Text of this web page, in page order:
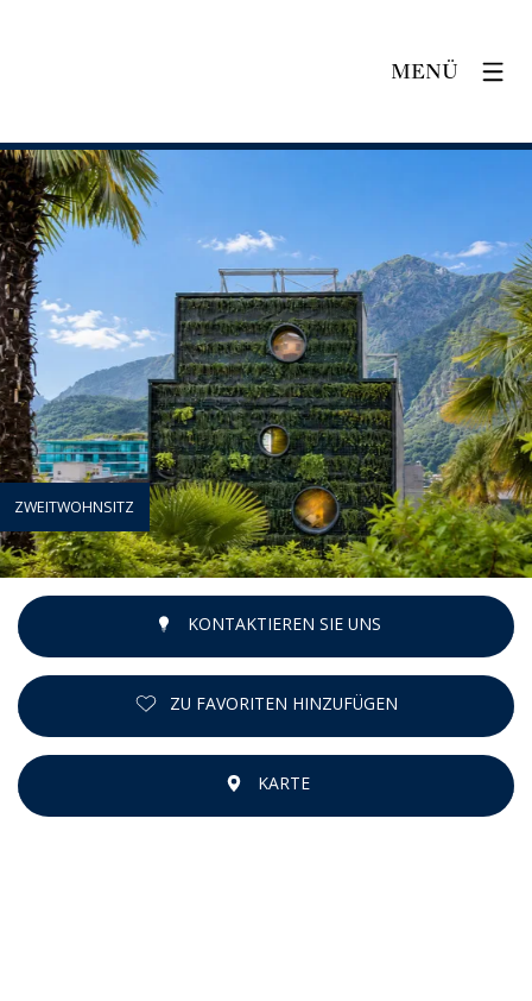
MENÜ
ZWEITWOHNSITZ
KONTAKTIEREN SIE UNS
ZU FAVORITEN HINZUFÜGEN
KARTE